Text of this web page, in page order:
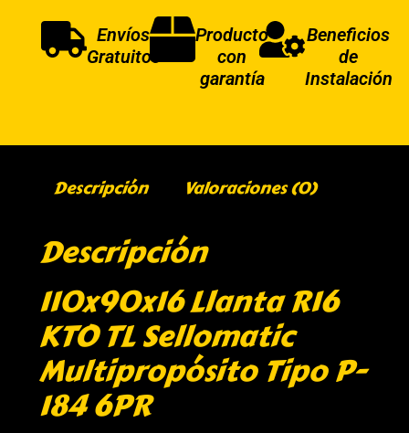
Envíos
Gratuitos
Producto
con
garantía
Beneficios
de
Instalación
Descripción Valoraciones (0)
Descripción
110x90x16 Llanta R16
KTO TL Sellomatic
Multipropósito Tipo P-
184 6PR